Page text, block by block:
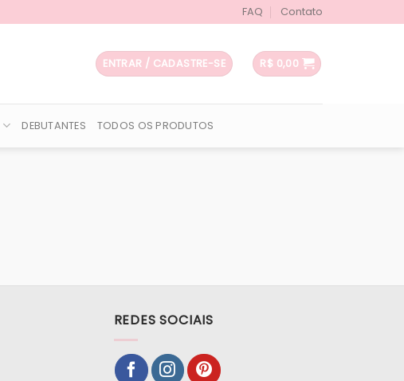
FAQ Contato
ENTRAR / CADASTRE-SE R$ 0,00
DEBUTANTES TODOS OS PRODUTOS
REDES SOCIAIS